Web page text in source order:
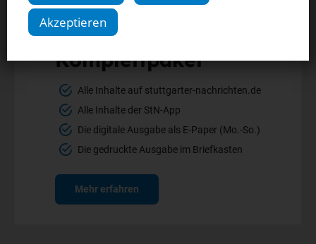
Komplettpaket
Alle Inhalte auf stuttgarter-nachrichten.de
Alle Inhalte der StN-App
Die digitale Ausgabe als E-Paper (Mo.-So.)
Die gedruckte Ausgabe im Briefkasten
Mehr erfahren
Akzeptieren